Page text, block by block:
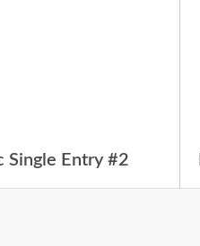
Single Entry #2